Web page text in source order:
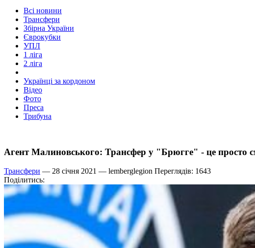
Всі новини
Трансфери
Збірна України
Єврокубки
УПЛ
1 ліга
2 ліга
Українці за кордоном
Відео
Фото
Преса
Трибуна
Агент Малиновського: Трансфер у "Брюгге" - це просто
Трансфери — 28 січня 2021 — lemberglegion Переглядів: 1643
Поділитись: